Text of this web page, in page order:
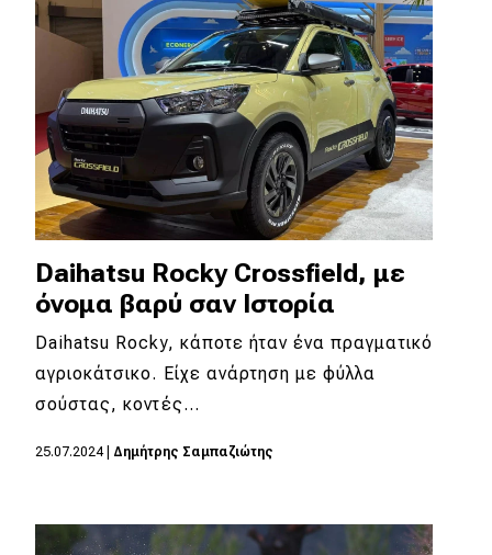
Daihatsu Rocky Crossfield, με
όνομα βαρύ σαν Ιστορία
Daihatsu Rocky, κάποτε ήταν ένα πραγματικό
αγριοκάτσικο. Είχε ανάρτηση με φύλλα
σούστας, κοντές…
25.07.2024| Δημήτρης Σαμπαζιώτης